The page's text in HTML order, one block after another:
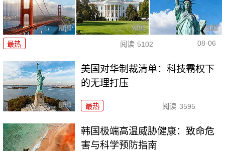
最热 阅读 5102 08-06
美国对华制裁清单：科技霸权下
的无理打压
最热 阅读 3595
韩国极端高温威胁健康：致命危
害与科学预防指南